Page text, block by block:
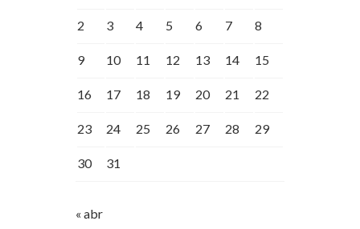
2 3 4 5 6 7 8
9 10 11 12 13 14 15
16 17 18 19 20 21 22
23 24 25 26 27 28 29
30 31
« abr